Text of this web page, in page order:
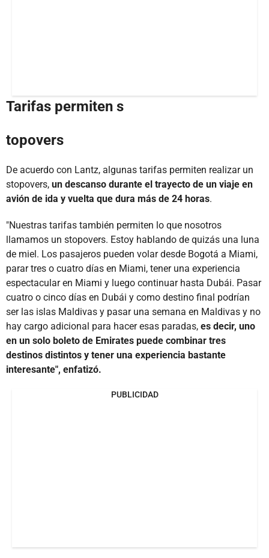
Tarifas permiten s
topovers
De acuerdo con Lantz, algunas tarifas permiten realizar un
stopovers, un descanso durante el trayecto de un viaje en
avión de ida y vuelta que dura más de 24 horas.
"Nuestras tarifas también permiten lo que nosotros
llamamos un stopovers. Estoy hablando de quizás una luna
de miel. Los pasajeros pueden volar desde Bogotá a Miami,
parar tres o cuatro días en Miami, tener una experiencia
espectacular en Miami y luego continuar hasta Dubái. Pasar
cuatro o cinco días en Dubái y como destino final podrían
ser las islas Maldivas y pasar una semana en Maldivas y no
hay cargo adicional para hacer esas paradas, es decir, uno
en un solo boleto de Emirates puede combinar tres
destinos distintos y tener una experiencia bastante
interesante", enfatizó.
PUBLICIDAD